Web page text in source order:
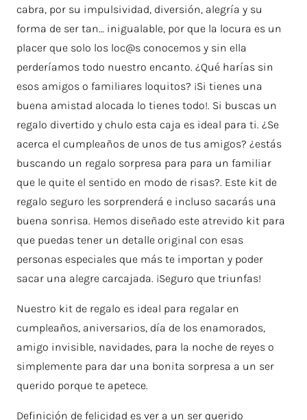
cabra, por su impulsividad, diversión, alegría y su
forma de ser tan… inigualable, por que la locura es un
placer que solo los loc@s conocemos y sin ella
perderíamos todo nuestro encanto. ¿Qué harías sin
esos amigos o familiares loquitos? ¡Si tienes una
buena amistad alocada lo tienes todo!. Si buscas un
regalo divertido y chulo esta caja es ideal para ti. ¿Se
acerca el cumpleaños de unos de tus amigos? ¿estás
buscando un regalo sorpresa para para un familiar
que le quite el sentido en modo de risas?. Este kit de
regalo seguro les sorprenderá e incluso sacarás una
buena sonrisa. Hemos diseñado este atrevido kit para
que puedas tener un detalle original con esas
personas especiales que más te importan y poder
sacar una alegre carcajada. ¡Seguro que triunfas!
Nuestro kit de regalo es ideal para regalar en
cumpleaños, aniversarios, día de los enamorados,
amigo invisible, navidades, para la noche de reyes o
simplemente para dar una bonita sorpresa a un ser
querido porque te apetece.
Definición de felicidad es ver a un ser querido